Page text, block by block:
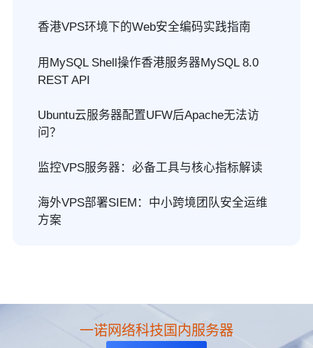
香港VPS环境下的Web安全编码实践指南
用MySQL Shell操作香港服务器MySQL 8.0
REST API
Ubuntu云服务器配置UFW后Apache无法访
问？
监控VPS服务器：必备工具与核心指标解读
海外VPS部署SIEM：中小跨境团队安全运维
方案
一诺网络科技国内服务器